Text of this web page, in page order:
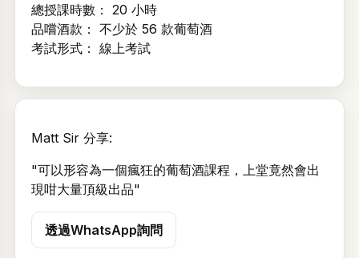
建立帳戶
總授課時數： 20 小時
品嚐酒款： 不少於 56 款葡萄酒
考試形式： 線上考試
Matt Sir 分享:
"可以形容為一個瘋狂的葡萄酒課程，上堂竟然會出
現咁大量頂級出品"
透過WhatsApp詢問